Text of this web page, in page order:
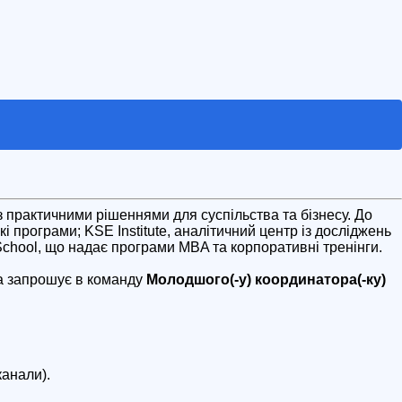
рішеннями для суспільства та бізнесу. До
програми; KSE Institute, аналітичний центр із досліджень
що надає програми MBA та корпоративні тренінги.
запрошує в команду Молодшого(-у) координатора(-ку)